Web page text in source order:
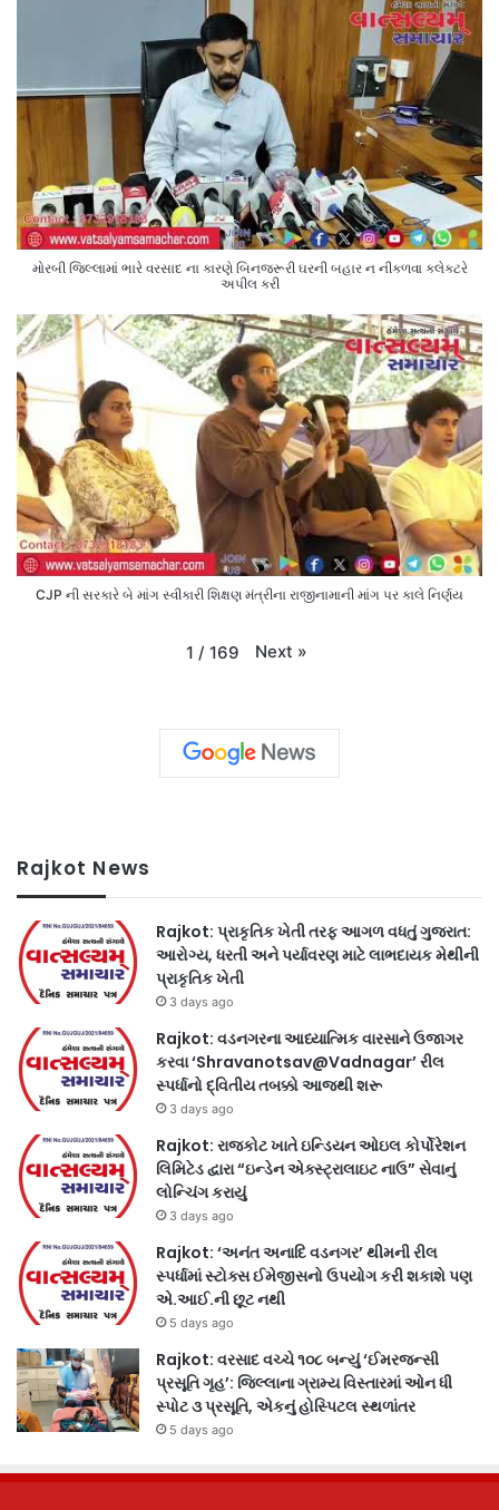
મોરબી જિલ્લામાં ભારે વરસાદ ના કારણે બિનજરૂરી ઘરની બહાર ન નીકળવા કલેક્ટરે
અપીલ કરી
CJP ની સરકારે બે માંગ સ્વીકારી શિક્ષણ મંત્રીના રાજીનામાની માંગ પર કાલે નિર્ણય
1 / 169 Next »
Rajkot News
Rajkot: પ્રાકૃતિક ખેતી તરફ આગળ વધતું ગુજરાત:
આરોગ્ય, ધરતી અને પર્યાવરણ માટે લાભદાયક મેથીની
પ્રાકૃતિક ખેતી
3 days ago
Rajkot: વડનગરના આધ્યાત્મિક વારસાને ઉજાગર
કરવા ‘Shravanotsav@Vadnagar’ રીલ
સ્પર્ધાનો દ્વિતીય તબક્કો આજથી શરૂ
3 days ago
Rajkot: રાજકોટ ખાતે ઇન્ડિયન ઓઇલ કોર્પોરેશન
લિમિટેડ દ્વારા “ઇન્ડેન એક્સ્ટ્રાલાઇટ નાઉ” સેવાનું
લોન્ચિંગ કરાયું
3 days ago
Rajkot: ‘અનંત અનાદિ વડનગર’ થીમની રીલ
સ્પર્ધામાં સ્ટોક્સ ઈમેજીસનો ઉપયોગ કરી શકાશે પણ
એ.આઈ.ની છૂટ નથી
5 days ago
Rajkot: વરસાદ વચ્ચે ૧૦૮ બન્યું ‘ઈમરજન્સી
પ્રસૂતિ ગૃહ’: જિલ્લાના ગ્રામ્ય વિસ્તારમાં ઓન ધી
સ્પોટ ૩ પ્રસૂતિ, એકનું હોસ્પિટલ સ્થળાંતર
5 days ago